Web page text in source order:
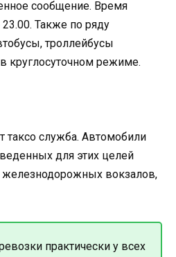
сообщение. Время
Также по ряду
троллейбусы
круглосуточном режиме.
служба. Автомобили
для этих целей
железнодорожных вокзалов,
практически у всех